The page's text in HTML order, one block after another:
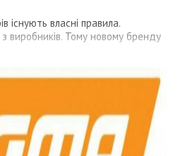
існують власні правила.
виробників. Тому новому бренду